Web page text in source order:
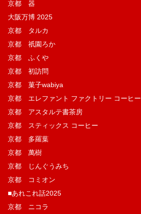
京都 器
大阪万博 2025
京都 タルカ
京都 祇園ろか
京都 ふくや
京都 初訪問
京都 菓子wabiya
京都 エレファント ファクトリー コーヒー
京都 アスタルテ書茶房
京都 スティックス コーヒー
京都 多羅葉
京都 萬樹
京都 じんぐうみち
京都 コミオン
■あれこれ話2025
京都 ニコラ